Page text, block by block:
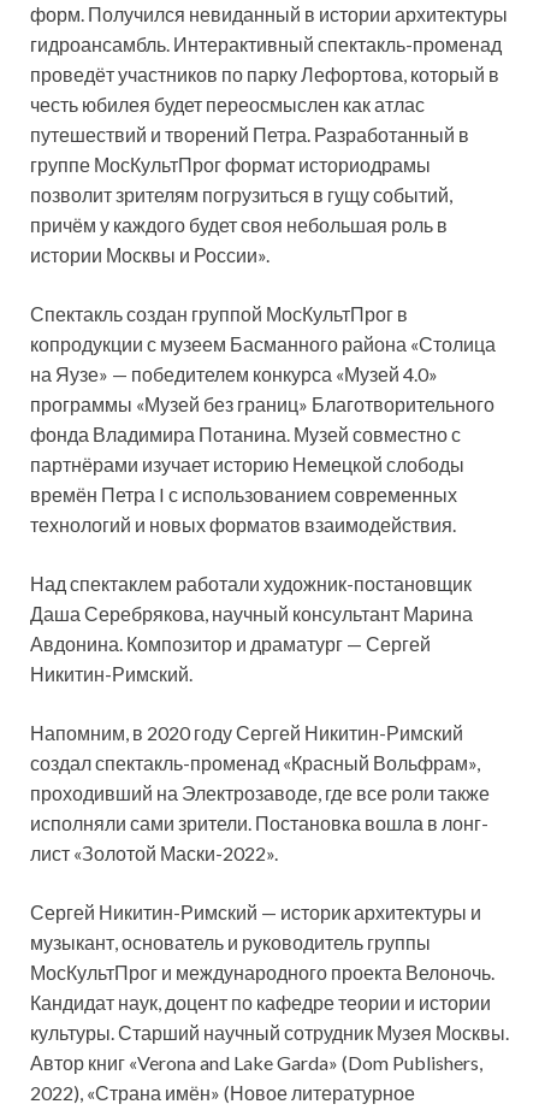
форм. Получился невиданный в истории архитектуры
гидроансамбль. Интерактивный спектакль-променад
проведёт участников по парку Лефортова, который в
честь юбилея будет переосмыслен как атлас
путешествий и творений Петра. Разработанный в
группе МосКультПрог формат историодрамы
позволит зрителям погрузиться в гущу событий,
причём у каждого будет своя небольшая роль в
истории Москвы и России».
Спектакль создан группой МосКультПрог в
копродукции с музеем Басманного района «Столица
на Яузе» — победителем конкурса «Музей 4.0»
программы «Музей без границ» Благотворительного
фонда Владимира Потанина. Музей совместно с
партнёрами изучает историю Немецкой слободы
времён Петра I с использованием современных
технологий и новых форматов взаимодействия.
Над спектаклем работали художник-постановщик
Даша Серебрякова, научный консультант Марина
Авдонина. Композитор и драматург — Сергей
Никитин-Римский.
Напомним, в 2020 году Сергей Никитин-Римский
создал спектакль-променад «Красный Вольфрам»,
проходивший на Электрозаводе, где все роли также
исполняли сами зрители. Постановка вошла в лонг-
лист «Золотой Маски-2022».
Сергей Никитин-Римский — историк архитектуры и
музыкант, основатель и руководитель группы
МосКультПрог и международного проекта Велоночь.
Кандидат наук, доцент по кафедре теории и истории
культуры. Старший научный сотрудник Музея Москвы.
Автор книг «Verona and Lake Garda» (Dom Publishers,
2022), «Страна имён» (Новое литературное